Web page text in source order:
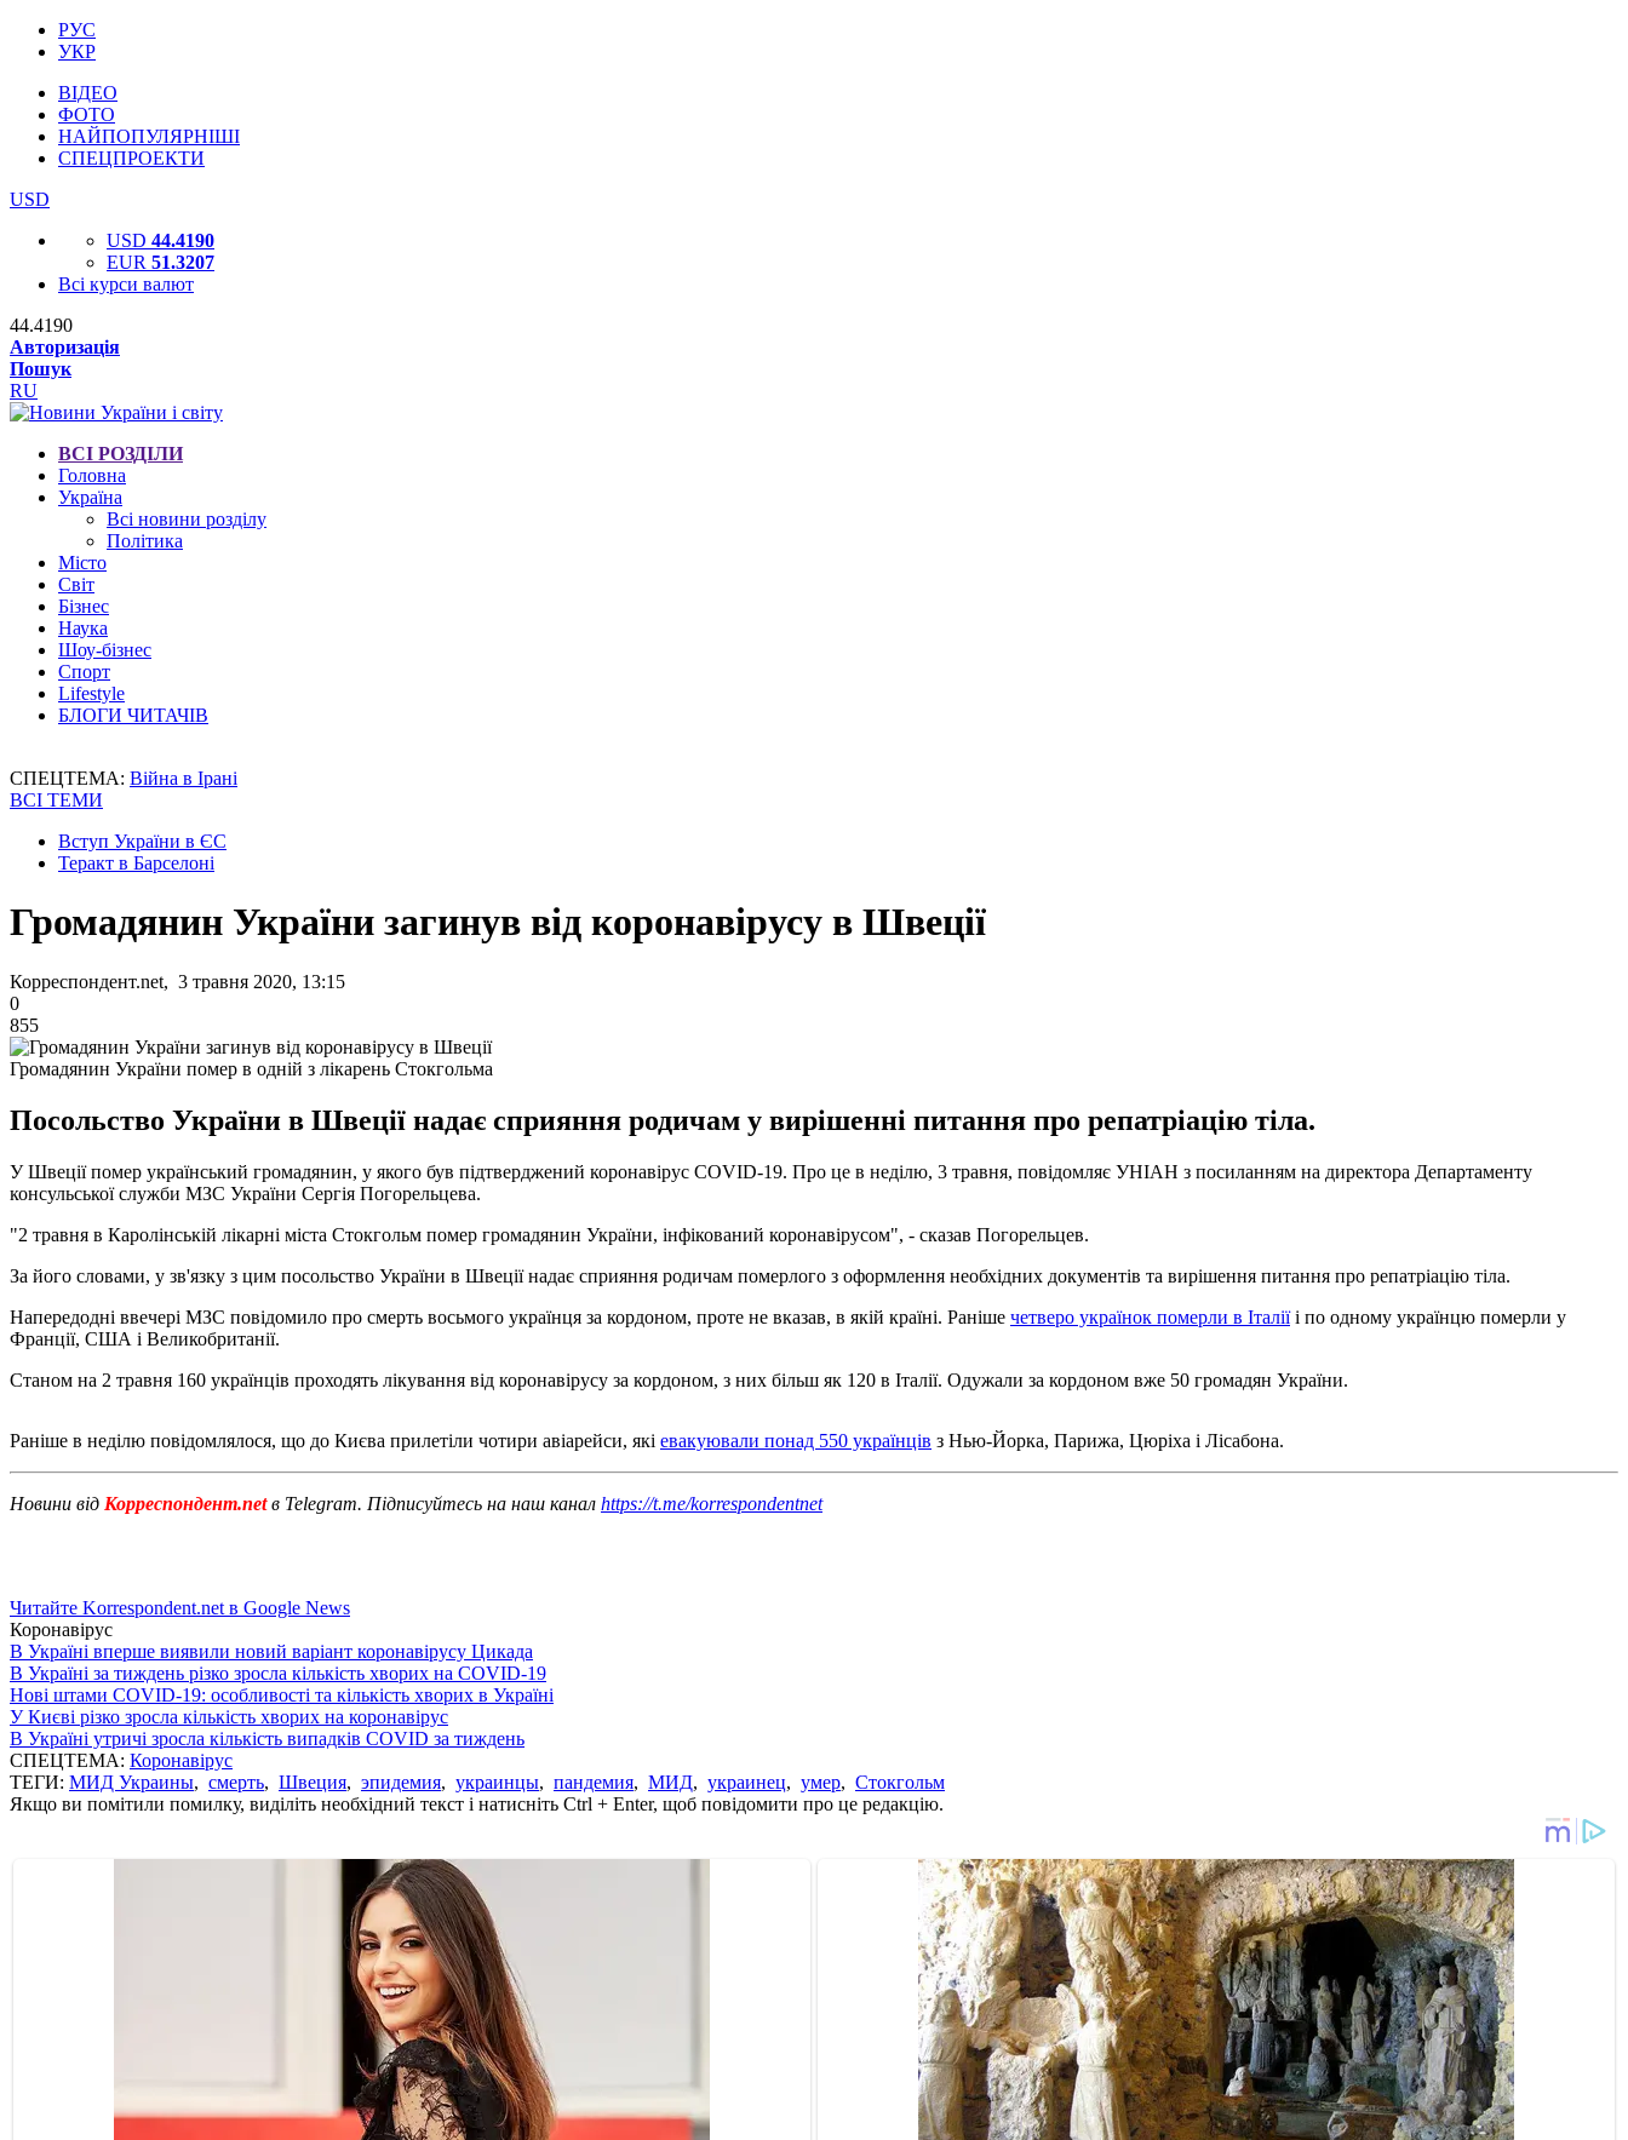
РУС
УКР
ВІДЕО
ФОТО
НАЙПОПУЛЯРНІШІ
СПЕЦПРОЕКТИ
USD
USD 44.4190
EUR 51.3207
Всі курси валют
44.4190
Авторизація
Пошук
RU
ВСІ РОЗДІЛИ
Головна
Україна
Всі новини розділу
Політика
Місто
Світ
Бізнес
Наука
Шоу-бізнес
Спорт
Lifestyle
БЛОГИ ЧИТАЧІВ
СПЕЦТЕМА: Війна в Ірані
ВСІ ТЕМИ
Вступ України в ЄС
Теракт в Барселоні
Громадянин України загинув від коронавірусу в Швеції
Корреспондент.net, 3 травня 2020, 13:15
0
855
Громадянин України помер в одній з лікарень Стокгольма
Посольство України в Швеції надає сприяння родичам у вирішенні питання про репатріацію тіла.
У Швеції помер український громадянин, у якого був підтверджений коронавірус COVID-19. Про це в неділю, 3 травня, повідомляє УНІАН з посиланням на директора Департаменту
консульської служби МЗС України Сергія Погорельцева.
"2 травня в Каролінській лікарні міста Стокгольм помер громадянин України, інфікований коронавірусом", - сказав Погорельцев.
За його словами, у зв'язку з цим посольство України в Швеції надає сприяння родичам померлого з оформлення необхідних документів та вирішення питання про репатріацію тіла.
Напередодні ввечері МЗС повідомило про смерть восьмого українця за кордоном, проте не вказав, в якій країні. Раніше четверо українок померли в Італіїі по одному українцю померли у
Франції, США і Великобританії.
Станом на 2 травня 160 українців проходять лікування від коронавірусу за кордоном, з них більш як 120 в Італії. Одужали за кордоном вже 50 громадян України.
Раніше в неділю повідомлялося, що до Києва прилетіли чотири авіарейси, які евакуювали понад 550 українців з Нью-Йорка, Парижа, Цюріха і Лісабона.
Новини від Корреспондент.netв Telegram. Підписуйтесь на наш канал https://t.me/korrespondentnet
Читайте Korrespondent.net в Google News
Коронавірус
В Україні вперше виявили новий варіант коронавірусу Цикада
В Україні за тиждень різко зросла кількість хворих на COVID-19
Нові штами COVID-19: особливості та кількість хворих в Україні
У Києві різко зросла кількість хворих на коронавірус
В Україні утричі зросла кількість випадків COVID за тиждень
СПЕЦТЕМА: Коронавірус
ТЕГИ: МИД Украины, смерть, Швеция, эпидемия, украинцы, пандемия, МИД, украинец, умер, Стокгольм
Якщо ви помітили помилку, виділіть необхідний текст і натисніть Ctrl + Enter, щоб повідомити про це редакцію.